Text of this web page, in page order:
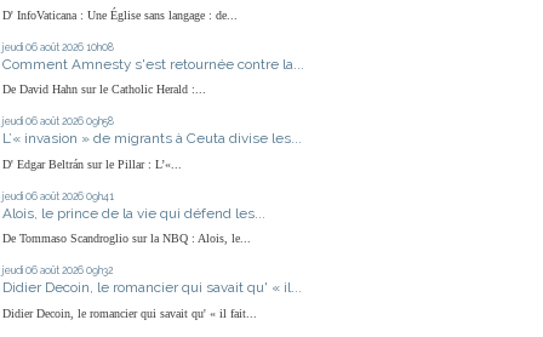
D' InfoVaticana : Une Église sans langage : de...
jeudi 06 août 2026 10h08
Comment Amnesty s'est retournée contre la...
De David Hahn sur le Catholic Herald :...
jeudi 06 août 2026 09h58
L’« invasion » de migrants à Ceuta divise les...
D' Edgar Beltrán sur le Pillar : L’«...
jeudi 06 août 2026 09h41
Alois, le prince de la vie qui défend les...
De Tommaso Scandroglio sur la NBQ : Alois, le...
jeudi 06 août 2026 09h32
Didier Decoin, le romancier qui savait qu' « il...
Didier Decoin, le romancier qui savait qu' « il fait...